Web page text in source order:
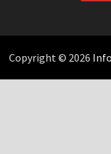
Copyright © 2026